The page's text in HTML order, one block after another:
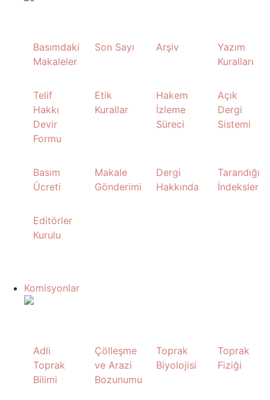
Basımdaki
Makaleler
Son Sayı Arşiv
Yazım
Kuralları
Telif
Hakkı
Devir
Formu
Etik
Kurallar
Hakem
İzleme
Süreci
Açık
Dergi
Sistemi
Basım
Ücreti
Makale
Gönderimi
Dergi
Hakkında
Tarandığı
İndeksler
Editörler
Kurulu
Komisyonlar
Adli
Toprak
Bilimi
Çölleşme
ve Arazi
Bozunumu
Toprak
Biyolojisi
Toprak
Fiziği